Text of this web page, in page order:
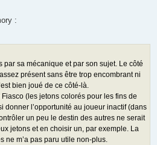
:
par sa mécanique et par son sujet. Le côté
présent sans être trop encombrant ni
bien joué de ce côté-là.
(les jetons colorés pour les fins de
donner l’opportunité au joueur inactif (dans
un peu le destin des autres ne serait
jetons et en choisir un, par exemple. La
ne m’a pas paru utile non-plus.